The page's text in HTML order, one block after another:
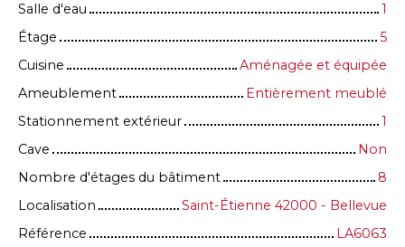
Salle d'eau
1
Étage
5
Cuisine
Aménagée et équipée
Ameublement
Entièrement meublé
Stationnement extérieur
1
Cave
Non
Nombre d'étages du bâtiment
8
Localisation
Saint-Étienne 42000 - Bellevue
Référence
LA6063